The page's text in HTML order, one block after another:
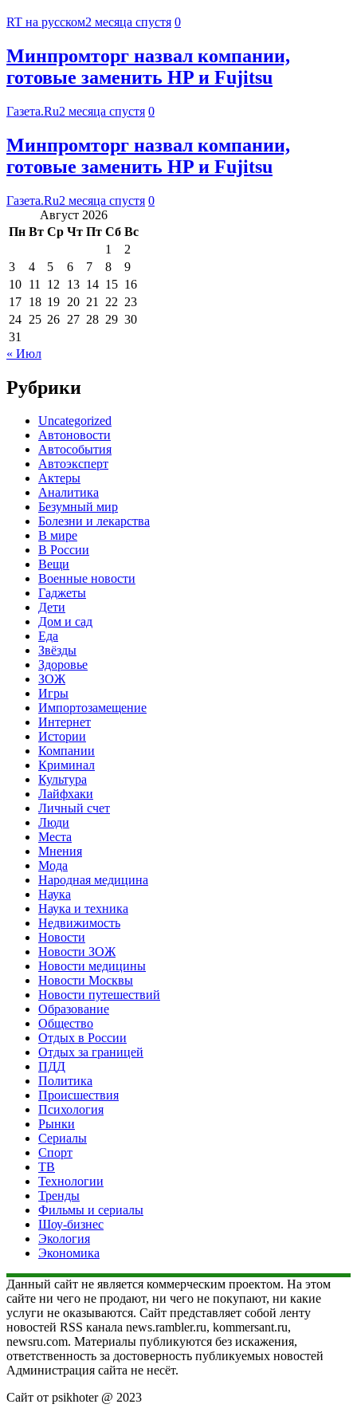
RT на русском2 месяца спустя 0
Минпромторг назвал компании,
готовые заменить HP и Fujitsu
Газета.Ru2 месяца спустя 0
Минпромторг назвал компании,
готовые заменить HP и Fujitsu
Газета.Ru2 месяца спустя 0
Август 2026
Пн Вт Ср Чт Пт Сб Вс
1
2
3
4 5 6 7 8
9
10 11 12 13 14 15 16
17 18 19 20 21 22 23
24 25 26 27 28 29 30
31
« Июл
Рубрики
Uncategorized
Автоновости
Автособытия
Автоэксперт
Актеры
Аналитика
Безумный мир
Болезни и лекарства
В мире
В России
Вещи
Военные новости
Гаджеты
Дети
Дом и сад
Еда
Звёзды
Здоровье
ЗОЖ
Игры
Импортозамещение
Интернет
Истории
Компании
Криминал
Культура
Лайфхаки
Личный счет
Люди
Места
Мнения
Мода
Народная медицина
Наука
Наука и техника
Недвижимость
Новости
Новости ЗОЖ
Новости медицины
Новости Москвы
Новости путешествий
Образование
Общество
Отдых в России
Отдых за границей
ПДД
Политика
Происшествия
Психология
Рынки
Сериалы
Спорт
ТВ
Технологии
Тренды
Фильмы и сериалы
Шоу-бизнес
Экология
Экономика
Данный сайт не является коммерческим проектом. На этом
сайте ни чего не продают, ни чего не покупают, ни какие
услуги не оказываются. Сайт представляет собой ленту
новостей RSS канала news.rambler.ru, kommersant.ru,
newsru.com. Материалы публикуются без искажения,
ответственность за достоверность публикуемых новостей
Администрация сайта не несёт.
Сайт от psikhoter @ 2023